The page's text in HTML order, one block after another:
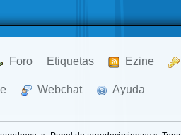
Foro Etiquetas Ezine
Webchat Ayuda